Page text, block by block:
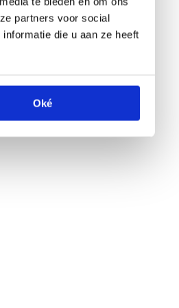
partners voor social
die u aan ze heeft
Oké